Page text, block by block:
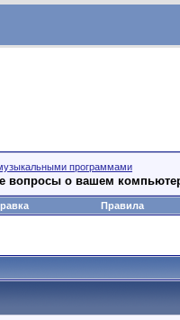
программами
вопросы о вашем
Правила